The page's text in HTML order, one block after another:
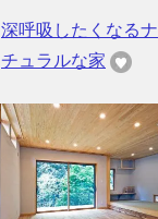
深呼吸したくなるナ
チュラルな家